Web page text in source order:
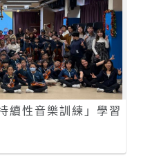
續性音樂訓練」學習